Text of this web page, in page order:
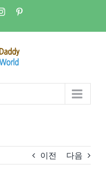
Instagram
이전 다음